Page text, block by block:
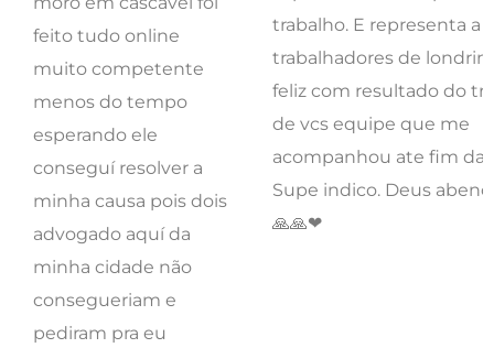
conseguí resolver a
minha causa pois dois
advogado aquí da
minha cidade não
consegueriam e
pediram pra eu
desistir causa ganha
parabéns a capelin
advocacia meu
advogado parabéns
acompanhou ate fim da
Supe indico. Deus
🙏🙏❤